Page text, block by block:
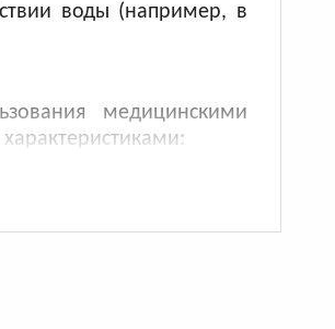
воды (например, в
медицинскими